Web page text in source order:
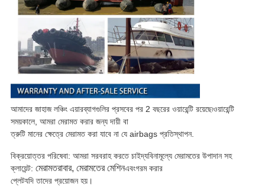
আমাদের জাহাজ লঞ্চিং এয়ারব্যাগগুলির প্রসবের পর 2 বছরের ওয়ারেন্টি রয়েছে৷ওয়ারেন্টি
সময়কালে, আমরা মেরামত করার জন্য দায়ী বা
ত্রুটি মানের ক্ষেত্রে মেরামত করা যাবে না যে airbags প্রতিস্থাপন.
বিক্রয়োত্তর পরিষেবা: আমরা সরবরাহ করতে চাইদ্যবিনামূল্যে মেরামতের উপাদান সহ
ক্লায়েন্ট: মেরামতরাবার, মেরামতের মেশিনএবংগরম করার
প্লেটযদি তাদের প্রয়োজন হয়।